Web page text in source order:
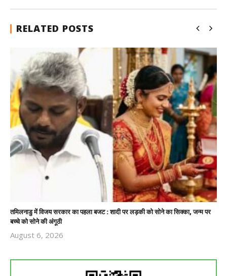
RELATED POSTS
तमिलनाडु में विजय सरकार का पहला बजट : शादी पर लड़की को सोने का सिक्का, जन्म पर
बच्चे को सोने की अंगूठी
August 6, 2026